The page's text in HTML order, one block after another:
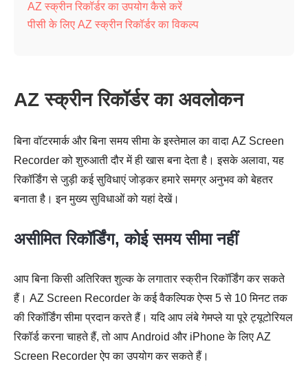
AZ स्क्रीन रिकॉर्डर का उपयोग कैसे करें
पीसी के लिए AZ स्क्रीन रिकॉर्डर का विकल्प
AZ स्क्रीन रिकॉर्डर का अवलोकन
बिना वॉटरमार्क और बिना समय सीमा के इस्तेमाल का वादा AZ Screen
Recorder को शुरुआती दौर में ही खास बना देता है। इसके अलावा, यह
रिकॉर्डिंग से जुड़ी कई सुविधाएं जोड़कर हमारे समग्र अनुभव को बेहतर
बनाता है। इन मुख्य सुविधाओं को यहां देखें।
असीमित रिकॉर्डिंग, कोई समय सीमा नहीं
आप बिना किसी अतिरिक्त शुल्क के लगातार स्क्रीन रिकॉर्डिंग कर सकते
हैं। AZ Screen Recorder के कई वैकल्पिक ऐप्स 5 से 10 मिनट तक
की रिकॉर्डिंग सीमा प्रदान करते हैं। यदि आप लंबे गेमप्ले या पूरे ट्यूटोरियल
रिकॉर्ड करना चाहते हैं, तो आप Android और iPhone के लिए AZ
Screen Recorder ऐप का उपयोग कर सकते हैं।